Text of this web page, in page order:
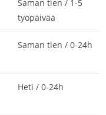
Saman tien / 1-5
työpäivää
Saman tien / 0-24h
Heti / 0-24h